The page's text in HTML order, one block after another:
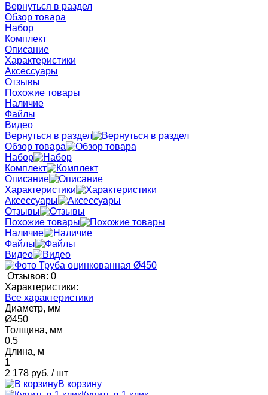
Вернуться в раздел
Обзор товара
Набор
Комплект
Описание
Характеристики
Аксессуары
Отзывы
Похожие товары
Наличие
Файлы
Видео
Вернуться в раздел
Обзор товара
Набор
Комплект
Описание
Характеристики
Аксессуары
Отзывы
Похожие товары
Наличие
Файлы
Видео
Отзывов: 0
Характеристики:
Все характеристики
Диаметр, мм
Ø450
Толщина, мм
0.5
Длина, м
1
2 178 руб. / шт
В корзину